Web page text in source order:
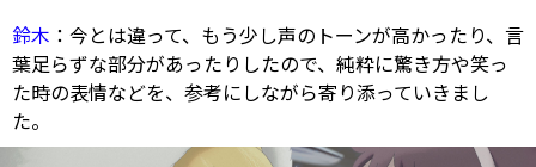
鈴木 ：今とは違って、もう少し声のトーンが高かったり、言
葉足らずな部分があったりしたので、純粋に驚き方や笑っ
た時の表情などを、参考にしながら寄り添っていきまし
た。